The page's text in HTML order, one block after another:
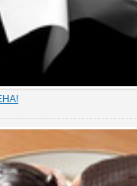
судебной триады? На
встречаются просто